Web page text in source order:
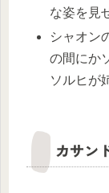
な姿を見
シャオン
の間にか
ソルヒが
カサン